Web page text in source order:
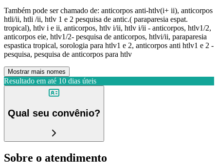
Também pode ser chamado de: anticorpos anti-htlv(i+ ii), anticorpos
htli/ii, htli /ii, htlv 1 e 2 pesquisa de antic.( paraparesia espat.
tropical), htlv i e ii, anticorpos, htlv i/ii, htlv i/ii - anticorpos, htlv1/2,
anticorpos eie, htlv1/2- pesquisa de anticorpos, htlvi/ii, paraparesia
espastica tropical, sorologia para htlv1 e 2, anticorpos anti htlv1 e 2 -
pesquisa, pesquisa de anticorpos para htlv
Mostrar mais nomes
Resultado em até 10 dias úteis
Qual seu convênio?
Sobre o atendimento